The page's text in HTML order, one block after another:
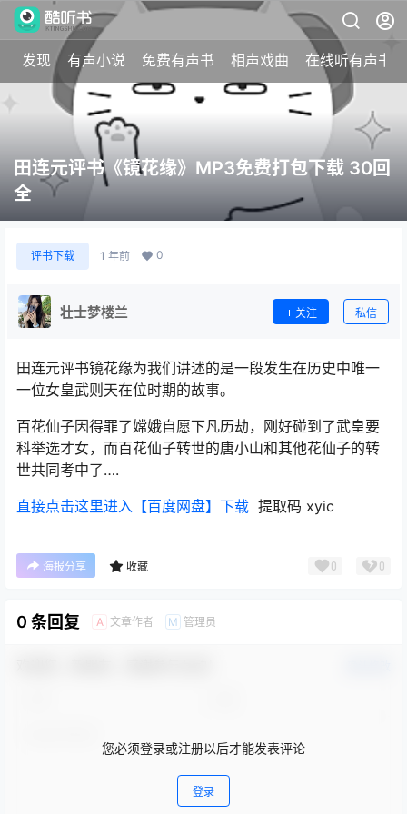
发现 有声小说 免费有声书 相声戏曲 在线听有声书
田连元评书《镜花缘》MP3免费打包下载 30回
全
评书下载 1 年前 0
壮士梦楼兰 关注 私信
田连元评书镜花缘为我们讲述的是一段发生在历史中唯一
一位女皇武则天在位时期的故事。
百花仙子因得罪了嫦娥自愿下凡历劫，刚好碰到了武皇要
科举选才女，而百花仙子转世的唐小山和其他花仙子的转
世共同考中了….
直接点击这里进入【百度网盘】下载 提取码 xyic
海报分享 收藏 0 0
0 条回复 A 文章作者 M 管理员
您必须登录或注册以后才能发表评论
登录